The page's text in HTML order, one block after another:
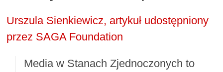
Urszula Sienkiewicz, artykuł udostępniony
przez SAGA Foundation
Media w Stanach Zjednoczonych to